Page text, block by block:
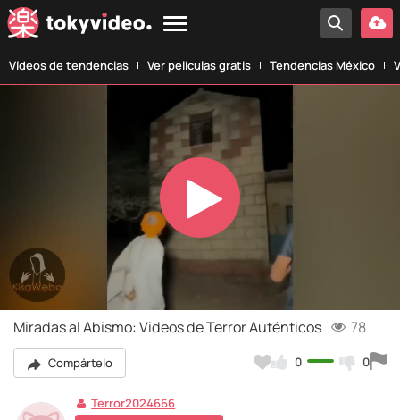
Vídeos de tendencias Ver películas gratis Tendencias México
Play
Video
Miradas al Abismo: Videos de Terror Auténticos 78
Compártelo 0 0
Terror2024666